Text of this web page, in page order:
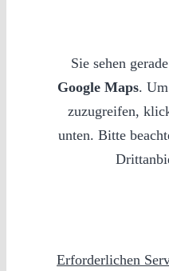
Sie sehen
Google Maps.
zuzugreifen,
unten. Bitte
Erforderlichen